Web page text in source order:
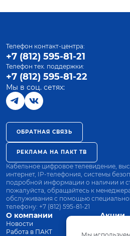
О компании
Новости
Работа в ПАКТ
Акции
Оплата
Телефон контакт-центра:
+7 (812) 595-81-21
Телефон тех. поддержки:
+7 (812) 595-81-22
Мы в соц. сетях:
ОБРАТНАЯ СВЯЗЬ
РЕКЛАМА НА ПАКТ ТВ
Кабельное цифровое телевидение,
интернет, IP-телефония, системы
подробной информации о наличии и
пожалуйста, обращайтесь к
обслуживания с помощью
телефону: +7 (812) 595-81-21